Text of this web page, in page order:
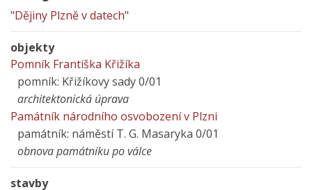
"Dějiny Plzně v datech"
objekty
Pomník Františka Křižíka
pomník: Křižíkovy sady 0/01
architektonická úprava
Památník národního osvobození v Plzni
památník: náměstí T. G. Masaryka 0/01
obnova památníku po válce
stavby